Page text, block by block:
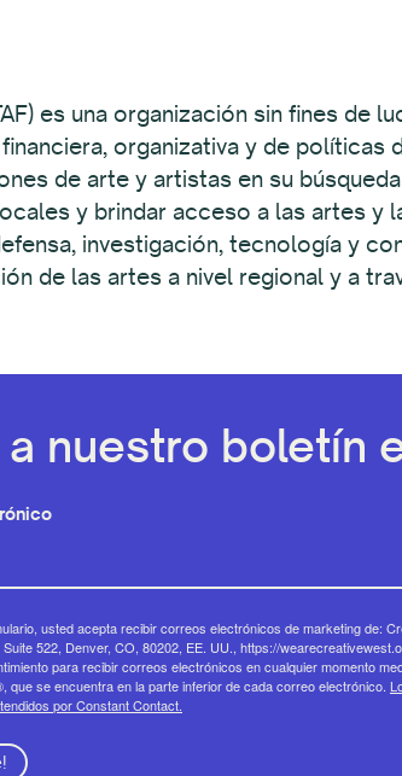
es una organización sin fines de
organizativa y de políticas
de arte y artistas en su
y brindar acceso a las artes y
investigación, tecnología y
de las artes a nivel regional y a
nuestro boletín
usted acepta recibir correos electrónicos de marketing de:
522, Denver, CO, 80202, EE. UU., https://
para recibir correos electrónicos en cualquier momento
que se encuentra en la parte inferior de cada correo electrónico.
por Constant Contact.